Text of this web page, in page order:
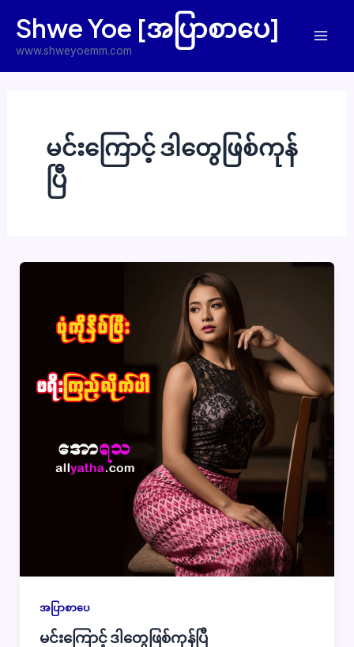
content
Shwe Yoe [အပြာစာပေ]
www.shweyoemm.com
မင်းကြောင့် ဒါတွေဖြစ်ကုန်
ပြီ
အပြာစာပေ
မင်းကြောင့် ဒါတွေဖြစ်ကုန်ပြီ